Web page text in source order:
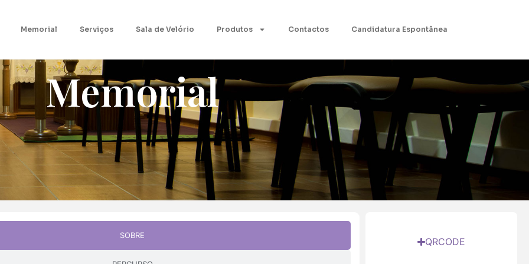
Memorial Serviços Sala de Velório Produtos Contactos Candidatura Espontânea
Memorial
SOBRE
QRCODE